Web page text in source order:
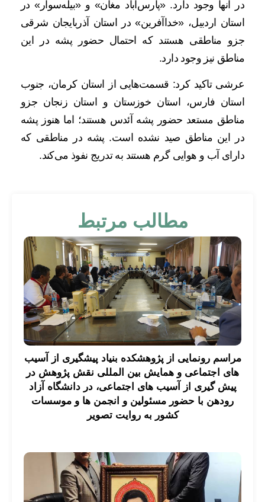
در آنها وجود دارد. «پارس‌آباد مغان» و «بیله‌سوار» در
استان اردبیل، «خداآفرین» در استان آذربایجان شرقی
جزو مناطقی هستند که احتمال حضور پشه در این
مناطق نیز وجود دارد.
عرشی تاکید کرد: قسمت‌هایی از استان کرمان، جنوب
استان فارس، استان خوزستان و استان زنجان جزو
مناطق مستعد حضور پشه آئدس هستند؛ اما هنوز پشه
در این مناطق صید نشده است. پشه در مناطقی که
دارای آب و هوایی گرم هستند به تدریج نفوذ می‌کند.
مطالب مرتبط
مراسم رونمایی از پژوهشکده بنیاد پیشگیری از آسیب
های اجتماعی و همایش بین المللی نقش پژوهش در
پیش گیری از آسیب های اجتماعی، در دانشگاه آزاد
رودهن با حضور مسئولین و انجمن ها و موسسات
کشور به روایت تصویر